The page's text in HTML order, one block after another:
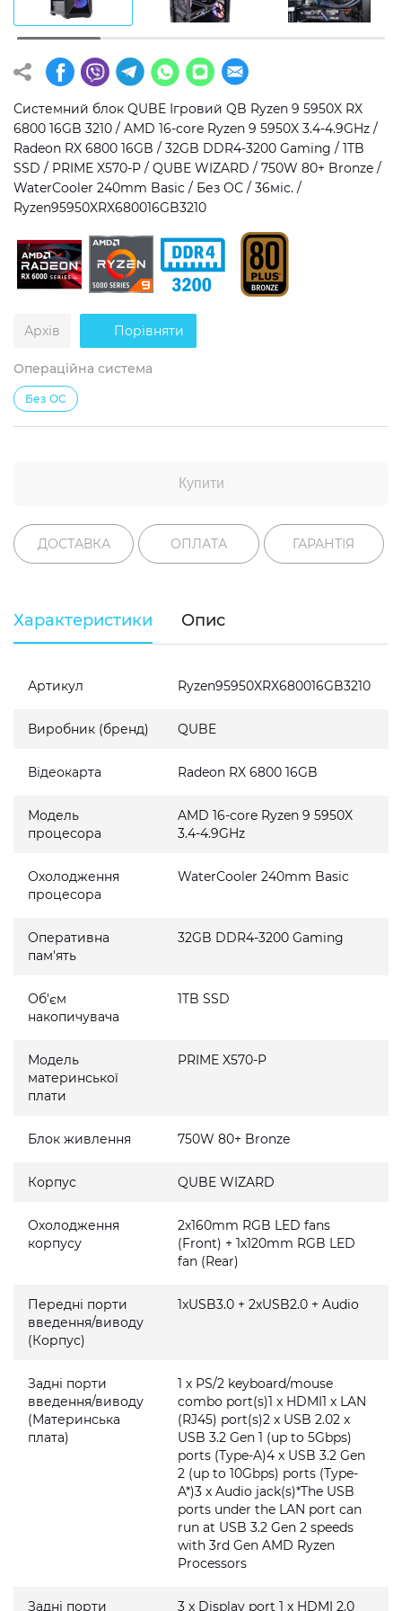
Операційна система
Windows 11 Home
Windows 11 Pro
Без ОС
Тип накопичувача
SSD
HDD
SSD + HDD
Додатково
RGB-підсвічування
Розблокований множник CPU
Надшвидкий M.2 SSD NVME
Системний блок QUBE Ігровий QB Ryzen 9 5950X RX
6800 16GB 3210 / AMD 16-core Ryzen 9 5950X 3.4-4.9GHz /
Radeon RX 6800 16GB / 32GB DDR4-3200 Gaming / 1TB
SSD / PRIME X570-P / QUBE WIZARD / 750W 80+ Bronze /
WaterCooler 240mm Basic / Без ОС / 36міс. /
Ryzen95950XRX680016GB3210
Архів Порівняти
Операційна система
Без ОС
Купити
ДОСТАВКА ОПЛАТА ГАРАНТІЯ
Характеристики Опис
Артикул Ryzen95950XRX680016GB3210
Виробник (бренд) QUBE
Відеокарта Radeon RX 6800 16GB
Модель
процесора
AMD 16-core Ryzen 9 5950X
3.4-4.9GHz
Охолодження
процесора
WaterCooler 240mm Basic
Оперативна
пам'ять
32GB DDR4-3200 Gaming
Об'єм
накопичувача
1TB SSD
Модель
материнської
плати
PRIME X570-P
Блок живлення 750W 80+ Bronze
Корпус QUBE WIZARD
Охолодження
корпусу
2x160mm RGB LED fans
(Front) + 1x120mm RGB LED
fan (Rear)
Передні порти
введення/виводу
(Корпус)
1xUSB3.0 + 2xUSB2.0 + Audio
Задні порти
введення/виводу
(Материнська
плата)
1 x PS/2 keyboard/mouse
combo port(s)1 x HDMI1 x LAN
(RJ45) port(s)2 x USB 2.02 x
USB 3.2 Gen 1 (up to 5Gbps)
ports (Type-A)4 x USB 3.2 Gen
2 (up to 10Gbps) ports (Type-
A*)3 x Audio jack(s)*The USB
ports under the LAN port can
run at USB 3.2 Gen 2 speeds
with 3rd Gen AMD Ryzen
Processors
Задні порти 3 x Display port 1 x HDMI 2.0